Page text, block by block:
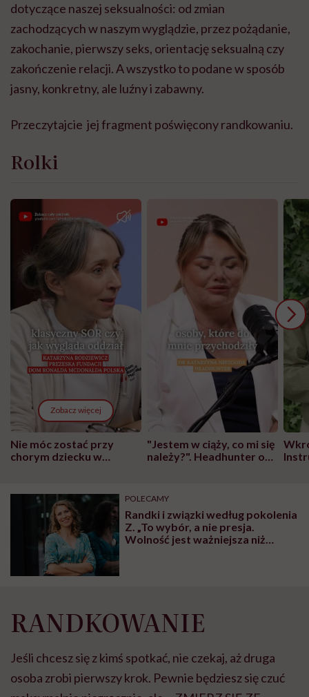
dotyczące naszej seksualności: od zmian
zachodzących w naszym wyglądzie, przez pożądanie,
zakochanie, pierwszy seks, orientację seksualną czy
zakończenie relacji. A wszystko to podane w sposób
jasny, konkretny, ale luźny i zabawny.
Przeczytajcie jej fragment poświęcony randkowaniu.
Rolki
Zobacz więcej
Nie móc zostać przy
chorym dziecku w
może chyba tylko
głupota i brak
wyobraźni"
"Jestem w ciąży, co mi się
należy?". Headhunter o
pracy
POLECAMY
Randki i związki według pokolenia
Z. „To wybór, a nie presja.
Wolność jest ważniejsza niż
RANDKOWANIE
Jeśli chcesz się z kimś spotkać, nie czekaj, aż druga
osoba zrobi pierwszy krok. Pewnie będziesz się czuć